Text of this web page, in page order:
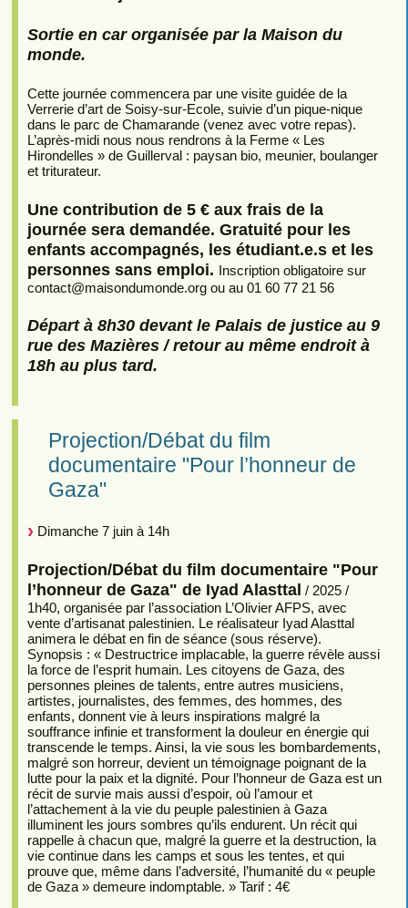
Sortie en car organisée par la Maison du
monde.
Cette journée commencera par une visite guidée de la
Verrerie d’art de Soisy-sur-Ecole, suivie d’un pique-nique
dans le parc de Chamarande (venez avec votre repas).
L’après-midi nous nous rendrons à la Ferme « Les
Hirondelles » de Guillerval : paysan bio, meunier, boulanger
et triturateur.
Une contribution de 5 € aux frais de la
journée sera demandée. Gratuité pour les
enfants accompagnés, les étudiant.e.s et les
personnes sans emploi. Inscription obligatoire sur
contact@maisondumonde.org ou au 01 60 77 21 56
Départ à 8h30 devant le Palais de justice au 9
rue des Mazières / retour au même endroit à
18h au plus tard.
Projection/Débat du film
documentaire "Pour l’honneur de
Gaza"
Dimanche 7 juin à 14h
Projection/Débat du film documentaire "Pour
l’honneur de Gaza" de Iyad Alasttal / 2025 /
1h40, organisée par l’association L’Olivier AFPS, avec
vente d’artisanat palestinien. Le réalisateur Iyad Alasttal
animera le débat en fin de séance (sous réserve).
Synopsis : « Destructrice implacable, la guerre révèle aussi
la force de l’esprit humain. Les citoyens de Gaza, des
personnes pleines de talents, entre autres musiciens,
artistes, journalistes, des femmes, des hommes, des
enfants, donnent vie à leurs inspirations malgré la
souffrance infinie et transforment la douleur en énergie qui
transcende le temps. Ainsi, la vie sous les bombardements,
malgré son horreur, devient un témoignage poignant de la
lutte pour la paix et la dignité. Pour l’honneur de Gaza est un
récit de survie mais aussi d’espoir, où l’amour et
l’attachement à la vie du peuple palestinien à Gaza
illuminent les jours sombres qu’ils endurent. Un récit qui
rappelle à chacun que, malgré la guerre et la destruction, la
vie continue dans les camps et sous les tentes, et qui
prouve que, même dans l’adversité, l’humanité du « peuple
de Gaza » demeure indomptable. » Tarif : 4€